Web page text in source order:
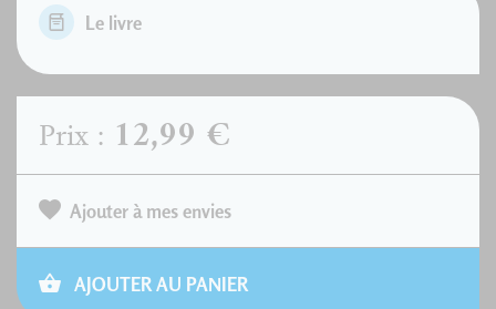
Le livre
Prix : 12,99 €
Ajouter à mes envies
AJOUTER AU PANIER